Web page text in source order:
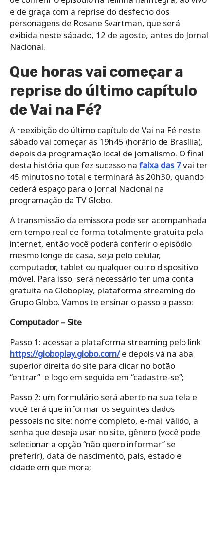
e de graça com a reprise do desfecho dos
personagens de Rosane Svartman, que será
exibida neste sábado, 12 de agosto, antes do Jornal
Nacional.
Que horas vai começar a
reprise do último capítulo
de Vai na Fé?
A reexibição do último capítulo de Vai na Fé neste
sábado vai começar às 19h45 (horário de Brasília),
depois da programação local de jornalismo. O final
desta história que fez sucesso na faixa das 7vai ter
45 minutos no total e terminará às 20h30, quando
cederá espaço para o Jornal Nacional na
programação da TV Globo.
A transmissão da emissora pode ser acompanhada
em tempo real de forma totalmente gratuita pela
internet, então você poderá conferir o episódio
mesmo longe de casa, seja pelo celular,
computador, tablet ou qualquer outro dispositivo
móvel. Para isso, será necessário ter uma conta
gratuita na Globoplay, plataforma streaming do
Grupo Globo. Vamos te ensinar o passo a passo:
Computador – Site
Passo 1: acessar a plataforma streaming pelo link
https://globoplay.globo.com/e depois vá na aba
superior direita do site para clicar no botão
“entrar” e logo em seguida em “cadastre-se”;
Passo 2: um formulário será aberto na sua tela e
você terá que informar os seguintes dados
pessoais no site: nome completo, e-mail válido, a
senha que deseja usar no site, gênero (você pode
selecionar a opção “não quero informar” se
preferir), data de nascimento, país, estado e
cidade em que mora;